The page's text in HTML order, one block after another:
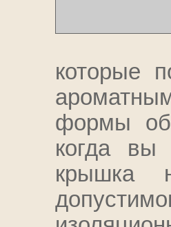
которые
формы
когда вы
крышка